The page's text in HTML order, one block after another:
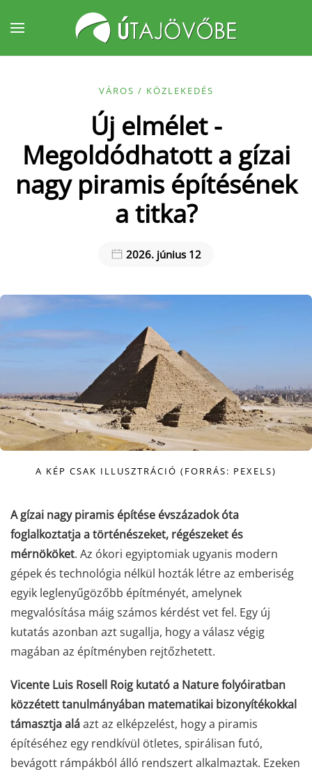
Fő tartalom átugrása
VÁROS / KÖZLEKEDÉS
Új elmélet -
Megoldódhatott a gízai
nagy piramis építésének
a titka?
2026. június 12
A KÉP CSAK ILLUSZTRÁCIÓ (FORRÁS: PEXELS)
A gízai nagy piramis építése évszázadok óta
foglalkoztatja a történészeket, régészeket és
mérnököket. Az ókori egyiptomiak ugyanis modern
gépek és technológia nélkül hozták létre az emberiség
egyik leglenyűgözőbb építményét, amelynek
megvalósítása máig számos kérdést vet fel. Egy új
kutatás azonban azt sugallja, hogy a válasz végig
magában az építményben rejtőzhetett.
Vicente Luis Rosell Roig kutató a Nature folyóiratban
közzétett tanulmányában matematikai bizonyítékokkal
támasztja aláazt az elképzelést, hogy a piramis
építéséhez egy rendkívül ötletes, spirálisan futó,
bevágott rámpákból álló rendszert alkalmaztak. Ezeken